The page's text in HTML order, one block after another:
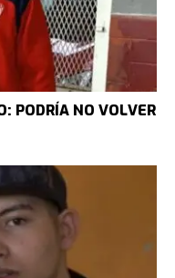
PODRÍA NO VOLVER